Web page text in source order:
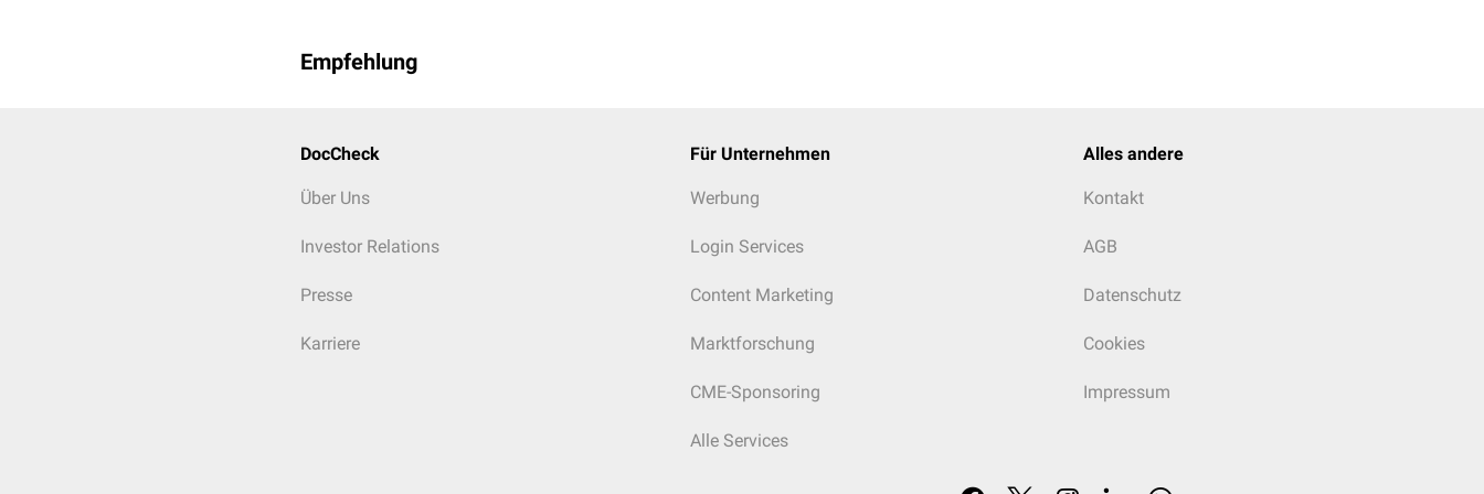
Extrahierte Weisheitszähne mit stark gekrümmten Wurzeln
Empfehlung
DocCheck
Über Uns
Investor Relations
Presse
Karriere
Für Unternehmen
Werbung
Login Services
Content Marketing
Marktforschung
CME-Sponsoring
Alle Services
Alles andere
Kontakt
AGB
Datenschutz
Cookies
Impressum